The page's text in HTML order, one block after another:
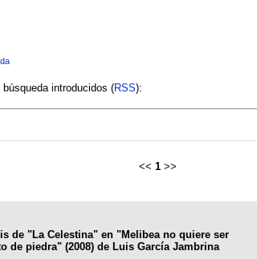
introducidos (RSS):
<< 1 >>
de "La Celestina" en "Melibea no quiere ser
de piedra" (2008) de Luis García Jambrina